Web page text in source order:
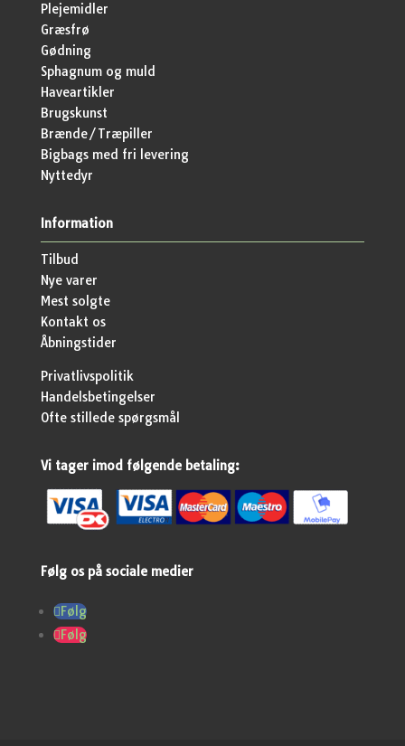
Plejemidler
Græsfrø
Gødning
Sphagnum og muld
Haveartikler
Brugskunst
Brænde/Træpiller
Bigbags med fri levering
Nyttedyr
Information
Tilbud
Nye varer
Mest solgte
Kontakt os
Åbningstider
Privatlivspolitik
Handelsbetingelser
Ofte stillede spørgsmål
Vi tager imod følgende betaling:
Følg os på sociale medier
Følg
Følg